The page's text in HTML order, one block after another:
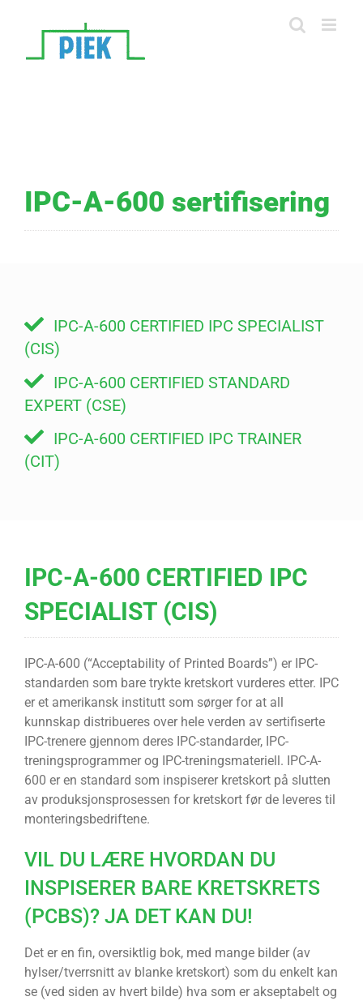
IPC-A-600 sertifisering
IPC-A-600 CERTIFIED IPC SPECIALIST
(CIS)
IPC-A-600 CERTIFIED STANDARD
EXPERT (CSE)
IPC-A-600 CERTIFIED IPC TRAINER
(CIT)
IPC-A-600 CERTIFIED IPC
SPECIALIST (CIS)
IPC-A-600 (“Acceptability of Printed Boards”) er IPC-
standarden som bare trykte kretskort vurderes etter. IPC
er et amerikansk institutt som sørger for at all
kunnskap distribueres over hele verden av sertifiserte
IPC-trenere gjennom deres IPC-standarder, IPC-
treningsprogrammer og IPC-treningsmateriell. IPC-A-
600 er en standard som inspiserer kretskort på slutten
av produksjonsprosessen for kretskort før de leveres til
monteringsbedriftene.
VIL DU LÆRE HVORDAN DU
INSPISERER BARE KRETSKRETS
(PCBS)? JA DET KAN DU!
Det er en fin, oversiktlig bok, med mange bilder (av
hylser/tverrsnitt av blanke kretskort) som du enkelt kan
se (ved siden av hvert bilde) hva som er akseptabelt og